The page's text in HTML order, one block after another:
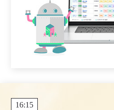
16:15